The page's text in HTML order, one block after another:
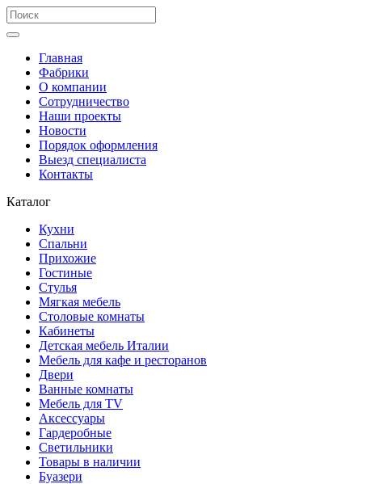
Главная
Фабрики
О компании
Сотрудничество
Наши проекты
Новости
Порядок оформления
Выезд специалиста
Контакты
Каталог
Кухни
Спальни
Прихожие
Гостиные
Стулья
Мягкая мебель
Столовые комнаты
Кабинеты
Детская мебель Италии
Мебель для кафе и ресторанов
Двери
Ванные комнаты
Мебель для TV
Аксессуары
Гардеробные
Светильники
Товары в наличии
Буазери